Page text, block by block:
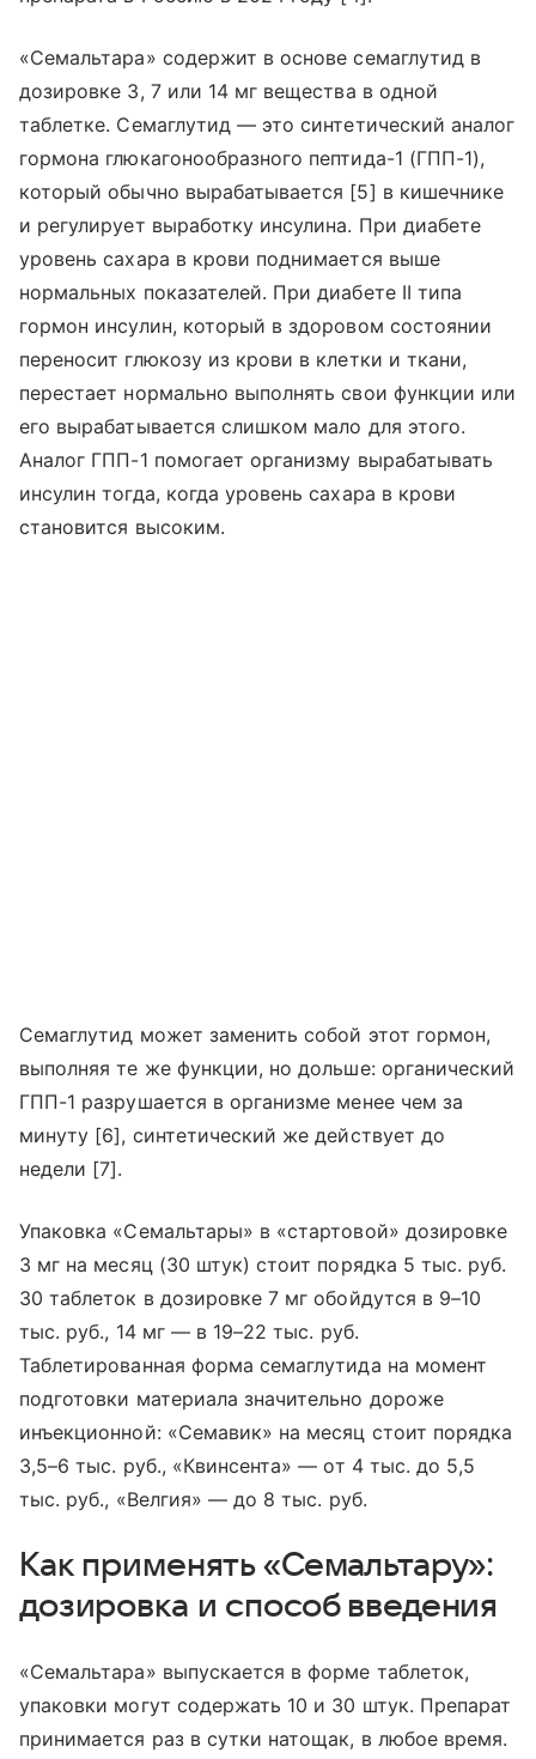
«Семальтара» содержит в основе семаглутид в
дозировке 3, 7 или 14 мг вещества в одной
таблетке. Семаглутид — это синтетический аналог
гормона глюкагонообразного пептида-1 (ГПП-1),
который обычно вырабатывается [5] в кишечнике
и регулирует выработку инсулина. При диабете
уровень сахара в крови поднимается выше
нормальных показателей. При диабете II типа
гормон инсулин, который в здоровом состоянии
переносит глюкозу из крови в клетки и ткани,
перестает нормально выполнять свои функции или
его вырабатывается слишком мало для этого.
Аналог ГПП-1 помогает организму вырабатывать
инсулин тогда, когда уровень сахара в крови
становится высоким.
Семаглутид может заменить собой этот гормон,
выполняя те же функции, но дольше: органический
ГПП-1 разрушается в организме менее чем за
минуту [6], синтетический же действует до
недели [7].
Упаковка «Семальтары» в «стартовой» дозировке
3 мг на месяц (30 штук) стоит порядка 5 тыс. руб.
30 таблеток в дозировке 7 мг обойдутся в 9–10
тыс. руб., 14 мг — в 19–22 тыс. руб.
Таблетированная форма семаглутида на момент
подготовки материала значительно дороже
инъекционной: «Семавик» на месяц стоит порядка
3,5–6 тыс. руб., «Квинсента» — от 4 тыс. до 5,5
тыс. руб., «Велгия» — до 8 тыс. руб.
Как применять «Семальтару»:
дозировка и способ введения
«Семальтара» выпускается в форме таблеток,
упаковки могут содержать 10 и 30 штук. Препарат
принимается раз в сутки натощак, в любое время.